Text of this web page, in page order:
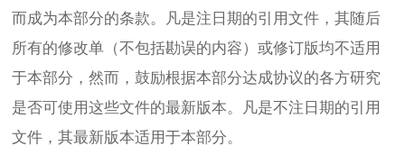
而成为本部分的条款。凡是注日期的引用文件，其随后
所有的修改单（不包括勘误的内容）或修订版均不适用
于本部分，然而，鼓励根据本部分达成协议的各方研究
是否可使用这些文件的最新版本。凡是不注日期的引用
文件，其最新版本适用于本部分。